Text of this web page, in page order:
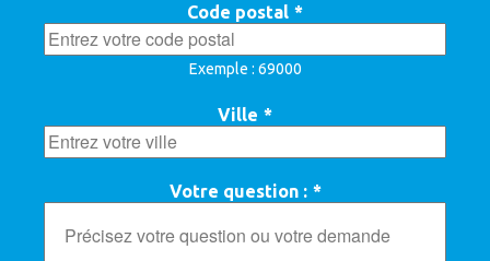
Code postal *
Exemple : 69000
Ville *
Votre question : *